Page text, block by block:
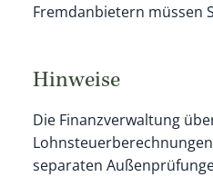
Fremdanbietern müssen
Hinweise
Die Finanzverwaltung
separaten